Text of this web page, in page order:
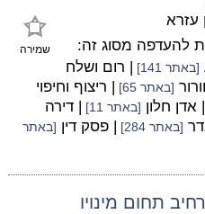
שמירה
עזרא
להעדפה מסוג זה:
[באתר 141] | רום ושלח
[באתר 65] | ריצוף וחיפוי
| אדן חלון [באתר 11] | דירה
[באתר 284] | פסק דין [באתר
תחום מינויו